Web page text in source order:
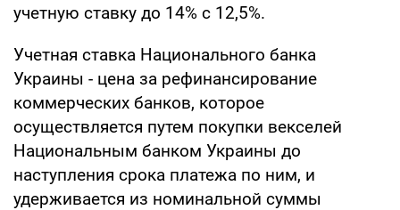
учетную ставку до 14% с 12,5%.
Учетная ставка Национального банка
Украины - цена за рефинансирование
коммерческих банков, которое
осуществляется путем покупки векселей
Национальным банком Украины до
наступления срока платежа по ним, и
удерживается из номинальной суммы